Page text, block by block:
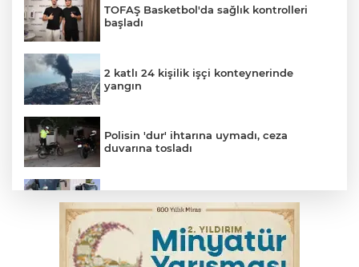
TOFAŞ Basketbol'da sağlık kontrolleri
başladı
2 katlı 24 kişilik işçi konteynerinde
yangın
Polisin 'dur' ihtarına uymadı, ceza
duvarına tosladı
kadın ağır yaralandı
Uludağ İçecek, 1. FC Nürnberg’in resmi